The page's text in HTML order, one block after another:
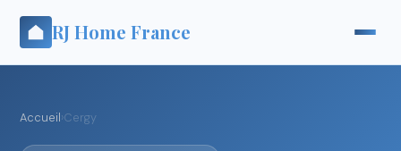
RJ Home France
Accueil›Cergy